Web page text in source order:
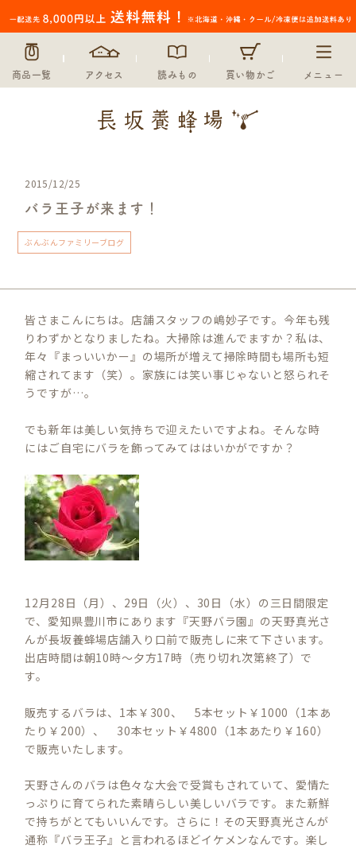
商品一覧 アクセス 読みもの 買い物かご メニュー
2015/12/25
バラ王子が来ます！
ぶんぶんファミリーブログ
皆さまこんにちは。店舗スタッフの嶋妙子です。今年も残
りわずかとなりましたね。大掃除は進んでますか？私は、
年々『まっいいかー』の場所が増えて掃除時間も場所も短
縮されてます（笑）。家族には笑い事じゃないと怒られそ
うですが…。
でも新年は美しい気持ちで迎えたいですよね。そんな時
にはご自宅にバラを飾ってみてははいかがですか？
12月28日（月）、29日（火）、30日（水）の三日間限定
で、愛知県豊川市にあります『天野バラ園』の天野真光さ
んが長坂養蜂場店舗入り口前で販売しに来て下さいます。
出店時間は朝10時～夕方17時（売り切れ次第終了）で
す。
販売するバラは、1本￥300、 5本セット￥1000（1本あ
たり￥200）、 30本セット￥4800（1本あたり￥160）
で販売いたします。
天野さんのバラは色々な大会で受賞もされていて、愛情た
っぷりに育てられた素晴らしい美しいバラです。また新鮮
で持ちがとてもいいんです。さらに！その天野真光さんが
通称『バラ王子』と言われるほどイケメンなんです。楽し